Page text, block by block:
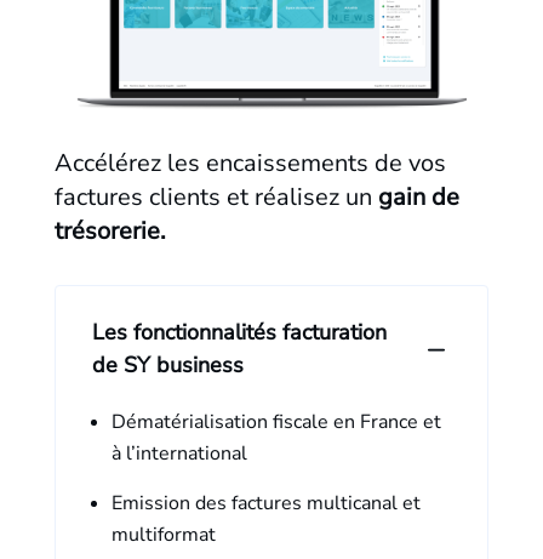
Accélérez les encaissements de vos
factures clients et réalisez un gain de
trésorerie.
Les fonctionnalités facturation
de SY business
Dématérialisation fiscale en France et
à l’international
Emission des factures multicanal et
multiformat